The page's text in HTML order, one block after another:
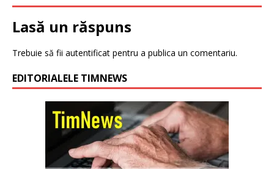
Lasă un răspuns
Trebuie să fii autentificat pentru a publica un comentariu.
EDITORIALELE TIMNEWS